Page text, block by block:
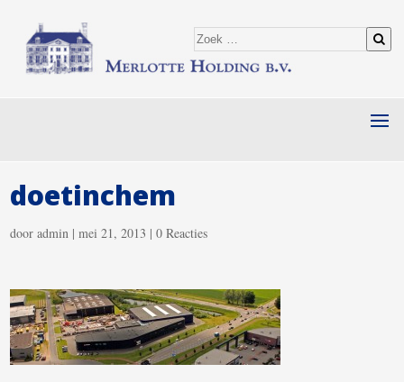
doetinchem
dooradmin |mei 21, 2013 |0 Reacties